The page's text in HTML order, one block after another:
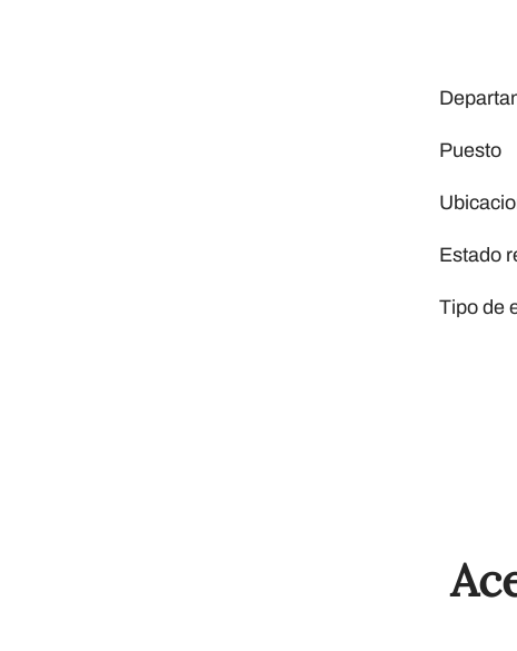
Puesto
Estado
Tipo de